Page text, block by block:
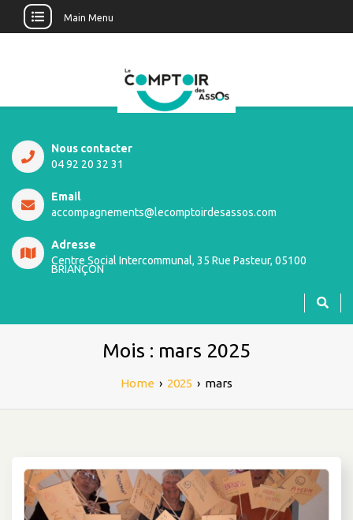
Main Menu
Nous contacter
04 92 20 32 31
Email
accompagnements@lecomptoirdesassos.com
Adresse
Centre Social Intercommunal, 35 Rue Pasteur, 05100
BRIANÇON
Mois : mars 2025
Home › 2025 › mars